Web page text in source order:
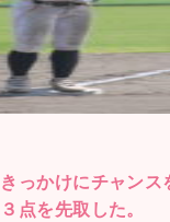
っかけにチャン
点を先取した。